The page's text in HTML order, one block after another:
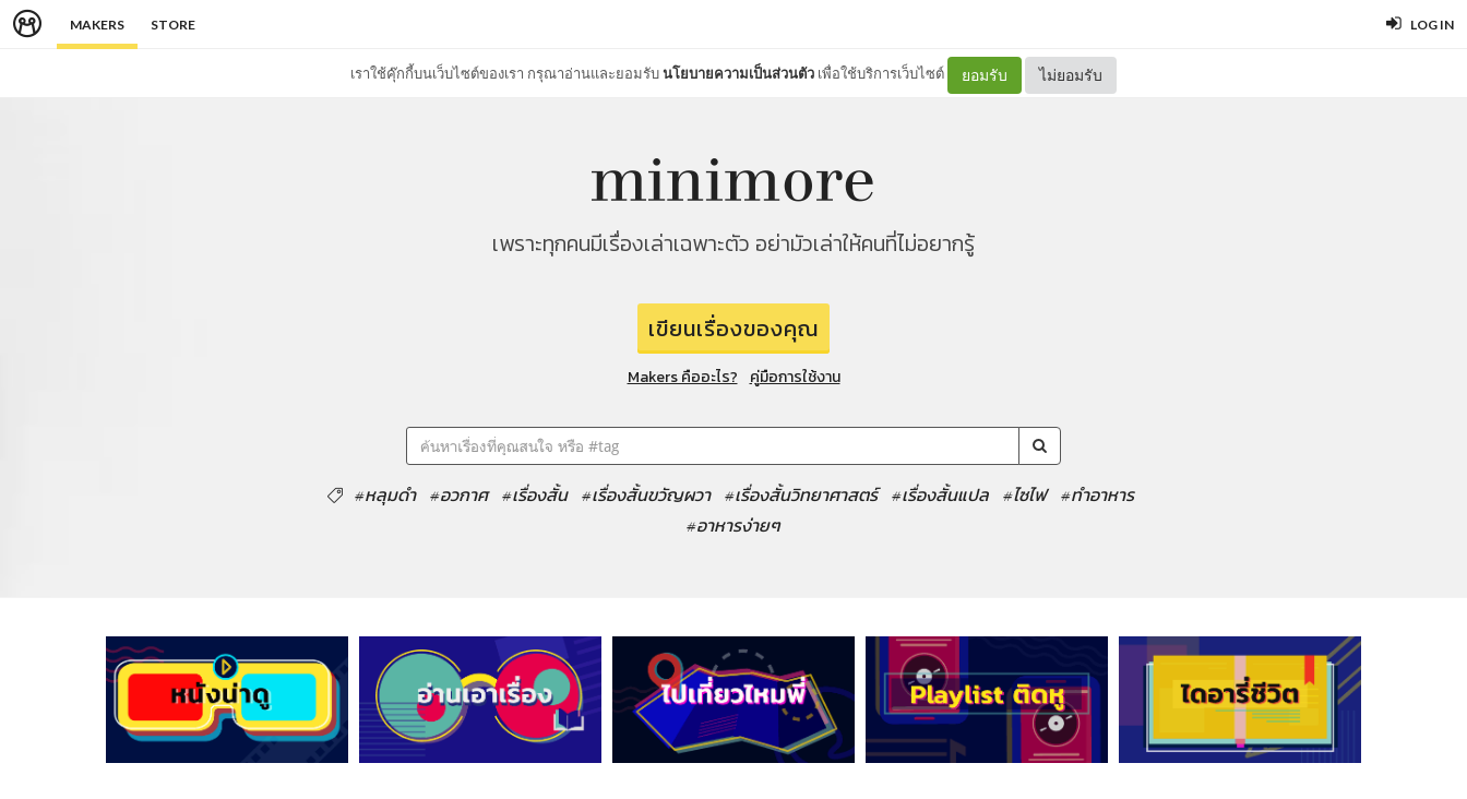
MAKERS STORE LOG IN
เราใช้คุ๊กกี้บนเว็บไซต์ของเรา กรุณาอ่านและยอมรับนโยบายความเป็นส่วนตัว เพื่อใช้บริการเว็บไซต์ ยอมรับ ไม่ยอมรับ
เพราะทุกคนมีเรื่องเล่าเฉพาะตัว อย่ามัวเล่าให้คนที่ไม่อยากรู้
เขียนเรื่องของคุณ
Makers คืออะไร? คู่มือการใช้งาน
#หลุมดำ #อวกาศ #เรื่องสั้น #เรื่องสั้นขวัญผวา #เรื่องสั้นวิทยาศาสตร์ #เรื่องสั้นแปล #ไซไฟ
#ทำอาหาร
#อาหารง่ายๆ